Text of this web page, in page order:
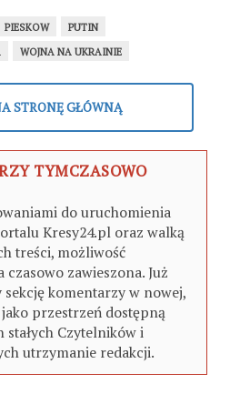
PIESKOW
PUTIN
WOJNA NA UKRAINIE
STRONĘ GŁÓWNĄ
TYMCZASOWO
do uruchomienia
Kresy24.pl oraz walką
treści, możliwość
czasowo zawieszona. Już
komentarzy w nowej,
przestrzeń dostępną
stałych Czytelników i
utrzymanie redakcji.